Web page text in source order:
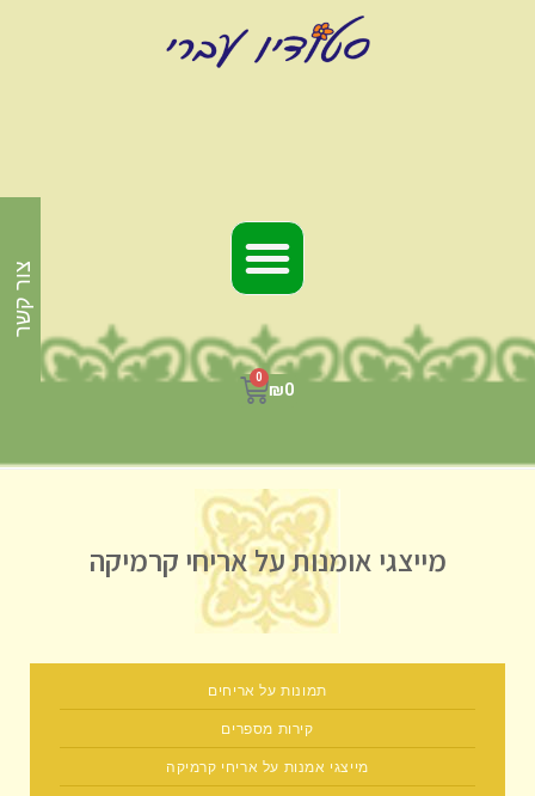
₪0
0
מייצגי אומנות על אריחי קרמיקה
תמונות על אריחים
קירות מספרים
מייצגי אמנות על אריחי קרמיקה
צור קשר